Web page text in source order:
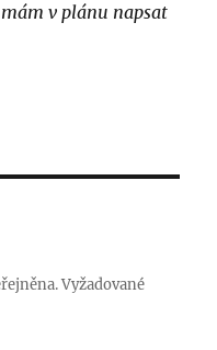
v plánu napsat
Vyžadované